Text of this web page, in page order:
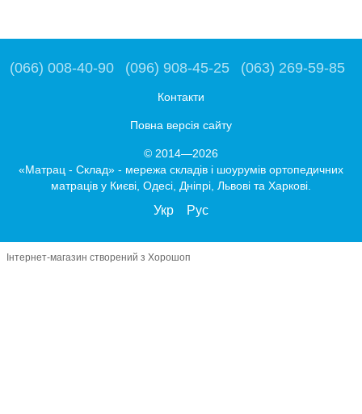
(066) 008-40-90 (096) 908-45-25 (063) 269-59-85
Контакти
Повна версія сайту
© 2014—2026
«Матрац - Склад» - мережа складів і шоурумів ортопедичних
матраців у Києві, Одесі, Дніпрі, Львові та Харкові.
Укр Рус
Інтернет-магазин створений з Хорошоп